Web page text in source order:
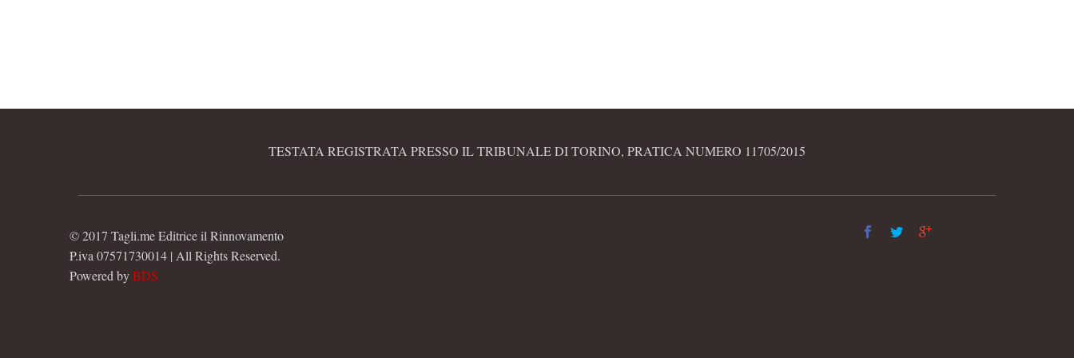
TESTATA REGISTRATA PRESSO IL TRIBUNALE DI TORINO, PRATICA NUMERO 11705/2015
© 2017 Tagli.me Editrice il Rinnovamento
P.iva 07571730014 | All Rights Reserved.
Powered byBDS